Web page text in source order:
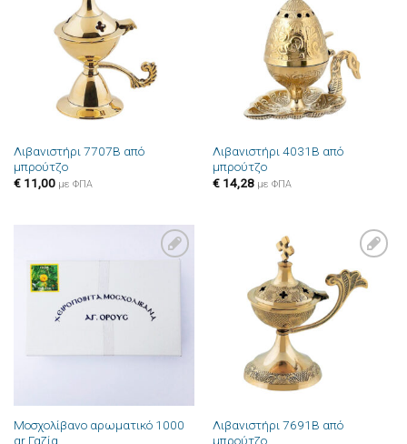
επιθυμιών
Λιβανιστήρι 7707B από
μπρούτζο
€11,00 με ΦΠΑ
Λιβανιστήρι 4031B από
μπρούτζο
€14,28 με ΦΠΑ
επιθυμιών
Μοσχολίβανο αρωματικό 1000
gr Γαζία
Πρόσθήκη
στην λίστα
επιθυμιών
Λιβανιστήρι 7691B από
μπρούτζο